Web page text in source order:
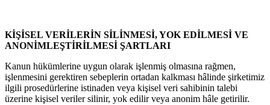
KİŞİSEL VERİLERİN SİLİNMESİ, YOK EDİLMESİ VE
ANONİMLEŞTİRİLMESİ ŞARTLARI
Kanun hükümlerine uygun olarak işlenmiş olmasına rağmen,
işlenmesini gerektiren sebeplerin ortadan kalkması hâlinde şirketimiz
ilgili prosedürlerine istinaden veya kişisel veri sahibinin talebi
üzerine kişisel veriler silinir, yok edilir veya anonim hâle getirilir.